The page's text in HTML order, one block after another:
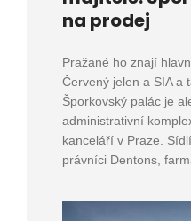
na prodej
Pražané ho znají
Červený jelen a SIA a
Šporkovský palác je
administrativní
kanceláří v Praze.
právníci Dentons,